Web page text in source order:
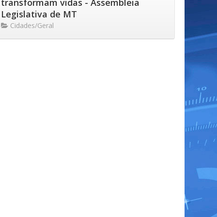
transformam vidas - Assembleia
Legislativa de MT
Cidades/Geral